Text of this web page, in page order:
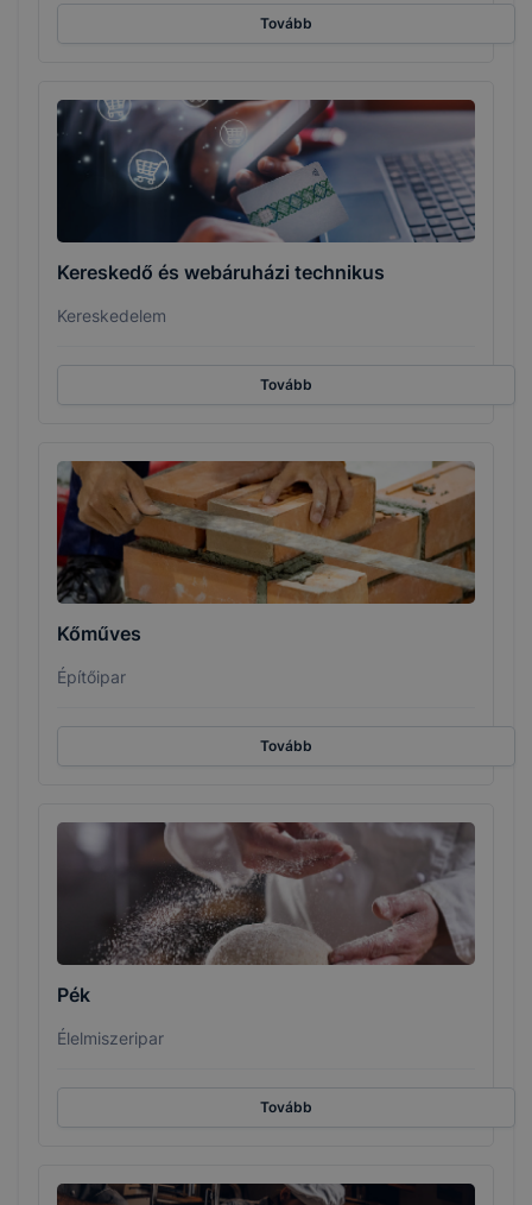
Tovább
Kereskedő és webáruházi technikus
Kereskedelem
Tovább
Kőműves
Építőipar
Tovább
Pék
Élelmiszeripar
Tovább